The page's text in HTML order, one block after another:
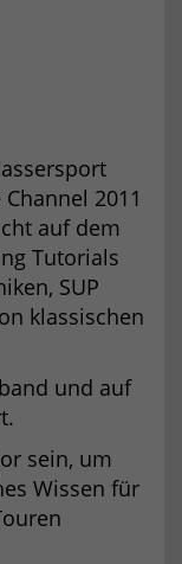
2011
auf dem
Tutorials
SUP
klassischen
und auf
sein, um
Wissen für